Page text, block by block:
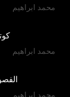
محمد ابراهيم
محمد ابراهيم